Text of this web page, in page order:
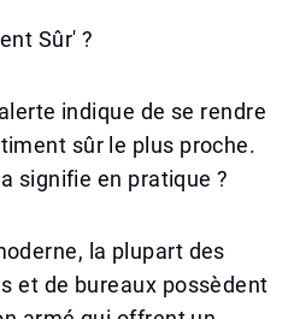
Sûr' ?
indique de se rendre
sûr le plus proche.
signifie en pratique ?
la plupart des
et de bureaux possèdent